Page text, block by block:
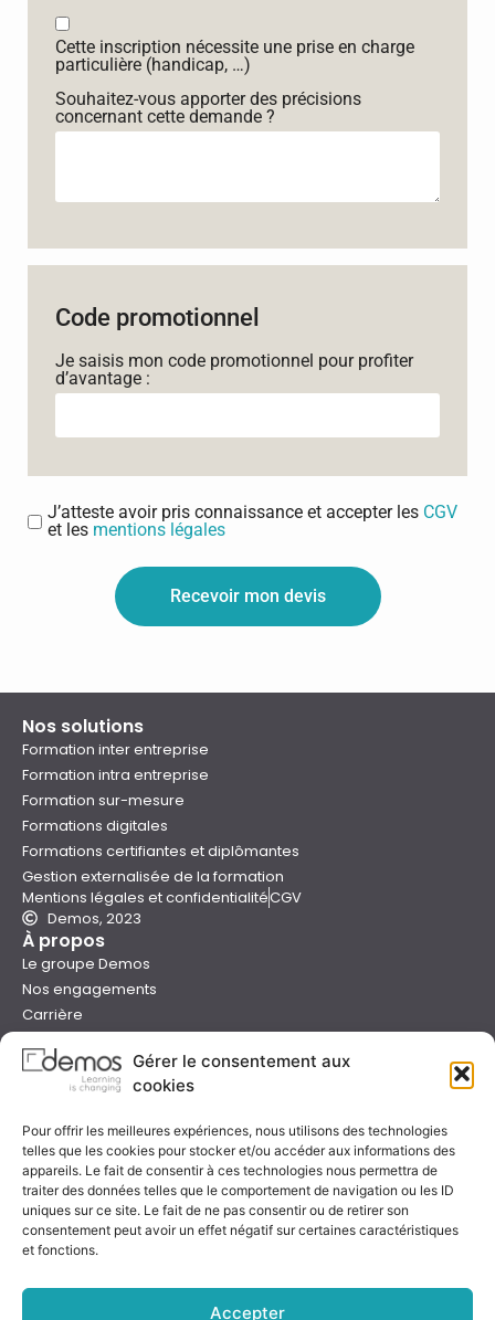
Gérer le consentement aux
cookies
Pour offrir les meilleures expériences, nous utilisons des technologies
telles que les cookies pour stocker et/ou accéder aux informations des
appareils. Le fait de consentir à ces technologies nous permettra de
traiter des données telles que le comportement de navigation ou les ID
uniques sur ce site. Le fait de ne pas consentir ou de retirer son
consentement peut avoir un effet négatif sur certaines caractéristiques
et fonctions.
Accepter
Cette inscription nécessite une prise en charge
particulière (handicap, …)
Souhaitez-vous apporter des précisions
concernant cette demande ?
Code promotionnel
Je saisis mon code promotionnel pour profiter
d’avantage :
J’atteste avoir pris connaissance et accepter les CGV
et les mentions légales
Recevoir mon devis
Nos solutions
Formation inter entreprise
Formation intra entreprise
Formation sur-mesure
Formations digitales
Formations certifiantes et diplômantes
Gestion externalisée de la formation
Mentions légales et confidentialitéCGV
Demos, 2023
À propos
Le groupe Demos
Nos engagements
Carrière
Presse
Catalogues
Aide
Nous contacter
Nous trouver
Préparer sa formation
Sessions garanties
Qualité & certification